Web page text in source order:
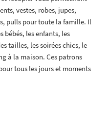
vestes, robes, jupes,
pulls pour toute la famille. Il
bébés, les enfants, les
tailles, les soirées chics, le
à la maison. Ces patrons
tous les jours et moments